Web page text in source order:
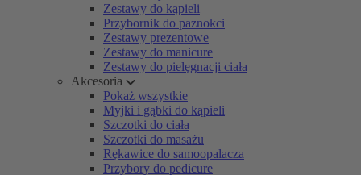
Zestawy do kąpieli
Przybornik do paznokci
Zestawy prezentowe
Zestawy do manicure
Zestawy do pielęgnacji ciała
Akcesoria
Pokaż wszystkie
Myjki i gąbki do kąpieli
Szczotki do ciała
Szczotki do masażu
Rękawice do samoopalacza
Przybory do pedicure